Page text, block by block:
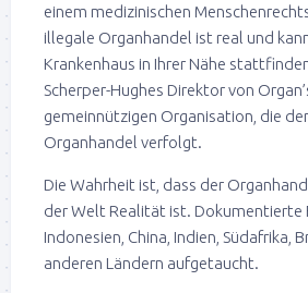
einem medizinischen
illegale Organhandel ist real und
Krankenhaus in Ihrer Nähe
Scherper-Hughes Direktor von
gemeinnützigen Organisation, die
Organhandel verfolgt.
Die Wahrheit ist, dass der
der Welt Realität ist. Dokumentierte
Indonesien, China, Indien, Südafrika,
anderen Ländern aufgetaucht.